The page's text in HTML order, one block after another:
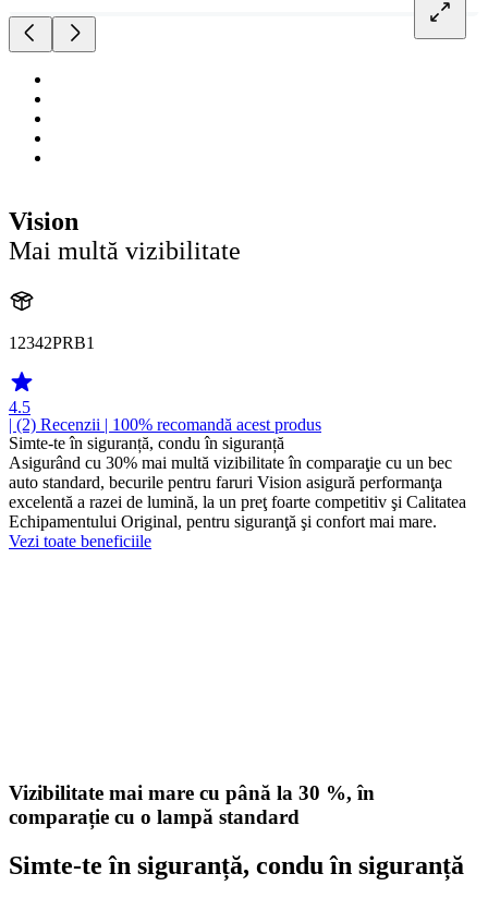
Vision
Mai multă vizibilitate
12342PRB1
4.5
| (2) Recenzii | 100% recomandă acest produs
Simte-te în siguranță, condu în siguranță
Asigurând cu 30% mai multă vizibilitate în comparaţie cu un bec
auto standard, becurile pentru faruri Vision asigură performanţa
excelentă a razei de lumină, la un preţ foarte competitiv şi Calitatea
Echipamentului Original, pentru siguranţă şi confort mai mare.
Vezi toate beneficiile
Vizibilitate mai mare cu până la 30 %, în
comparație cu o lampă standard
Simte-te în siguranță, condu în siguranță